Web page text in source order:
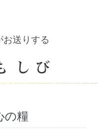
お送りする
の糧